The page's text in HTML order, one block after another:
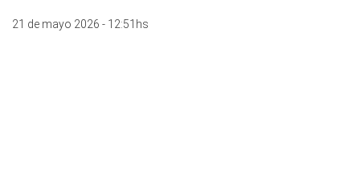
21 de mayo 2026 - 12:51hs